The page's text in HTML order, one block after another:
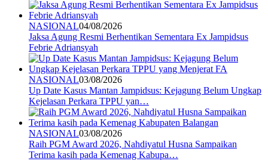
NASIONAL04/08/2026
Jaksa Agung Resmi Berhentikan Sementara Ex Jampidsus
Febrie Adriansyah
NASIONAL03/08/2026
Up Date Kasus Mantan Jampidsus: Kejagung Belum Ungkap
Kejelasan Perkara TPPU yan…
NASIONAL03/08/2026
Raih PGM Award 2026, Nahdiyatul Husna Sampaikan
Terima kasih pada Kemenag Kabupa…